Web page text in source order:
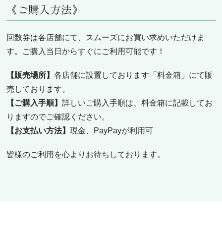
《ご購入方法》
回数券は各店舗にて、スムーズにお買い求めいただけま
す。ご購入当日からすぐにご利用可能です！
【販売場所】 各店舗に設置しております「料金箱」にて販
売しております。
【ご購入手順】 詳しいご購入手順は、料金箱に記載してお
りますのでご確認ください。
【お支払い方法】 現金、PayPayが利用可
皆様のご利用を心よりお待ちしております。